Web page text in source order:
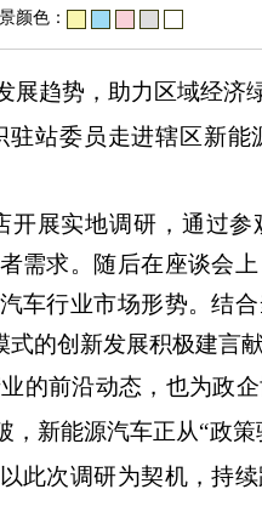
颜色：
趋势，助力区域经济
站委员走进辖区新能
展实地调研，通过
需求。随后在座谈会
车行业市场形势。结
的创新发展积极建言献
的前沿动态，也为政
新能源汽车正从“政策
此次调研为契机，持